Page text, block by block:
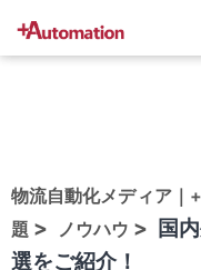
物流自動化メディア
題
ノウハウ
国
選をご紹介！